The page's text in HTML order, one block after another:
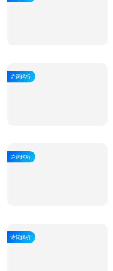
诗词解析
诗词解析
诗词解析